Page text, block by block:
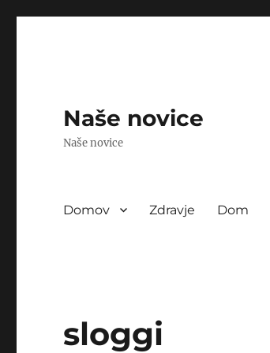
Naše novice
Naše novice
Domov Zdravje Dom
sloggi